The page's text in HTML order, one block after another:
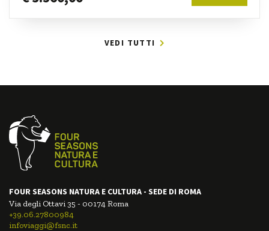
VEDI TUTTI
FOUR SEASONS NATURA E CULTURA - SEDE DI ROMA
Via degli Ottavi 35 - 00174 Roma
+39.06.27800984
infoviaggi@fsnc.it